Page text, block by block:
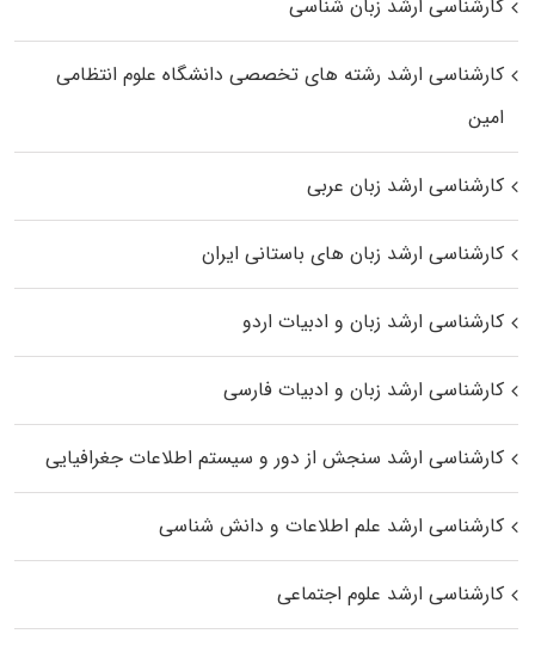
کارشناسی ارشد زبان شناسی
کارشناسی ارشد رﺷﺘﻪ ﻫﺎی تخصصی داﻧﺸﮕﺎه ﻋﻠﻮم انتظامی
اﻣﻴﻦ
کارشناسی ارشد زبان عربی
کارشناسی ارشد زبان‌ های باستانی ایران
کارشناسی ارشد زبان و ادبیات اردو
کارشناسی ارشد زبان و ادبیات فارسی
کارشناسی ارشد سنجش از دور و سیستم اطلاعات جغرافیایی
کارشناسی ارشد علم اطلاعات و دانش شناسی
کارشناسی ارشد علوم اجتماعی